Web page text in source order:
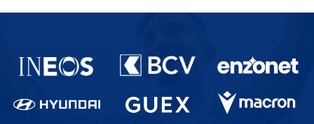
Partenaires du lausanne-Sport